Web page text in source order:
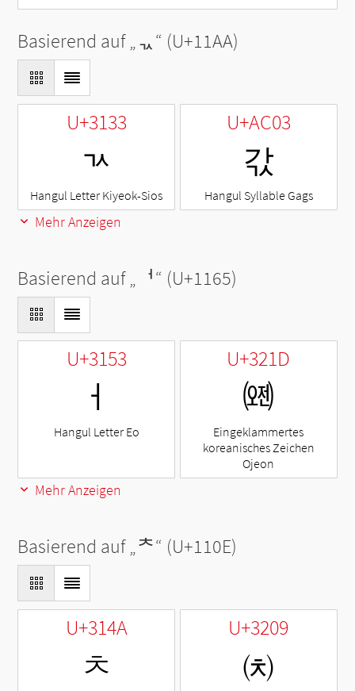
Basierend auf „ᆪ“ (U+11AA)
U+3133
ㄳ
Hangul Letter Kiyeok-Sios
U+AC03
갃
Hangul Syllable Gags
Mehr Anzeigen
Basierend auf „ ᅥ“ (U+1165)
U+3153
ㅓ
Hangul Letter Eo
U+321D
㈝
Eingeklammertes
koreanisches Zeichen
Ojeon
Mehr Anzeigen
Basierend auf „ᄎ“ (U+110E)
U+314A
ㅊ
U+3209
㈉